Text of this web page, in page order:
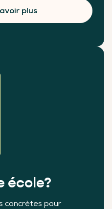
plus
école?
concrètes pour